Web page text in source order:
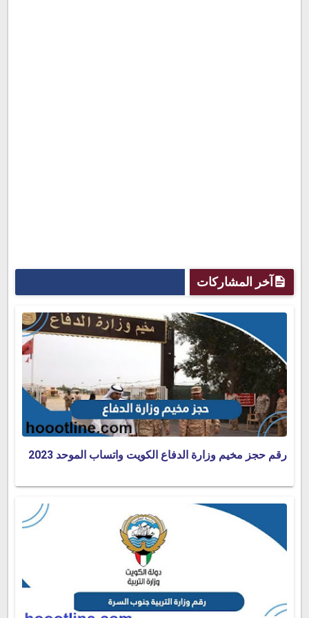
آخر المشاركات
رقم حجز مخيم وزارة الدفاع الكويت واتساب الموحد 2023